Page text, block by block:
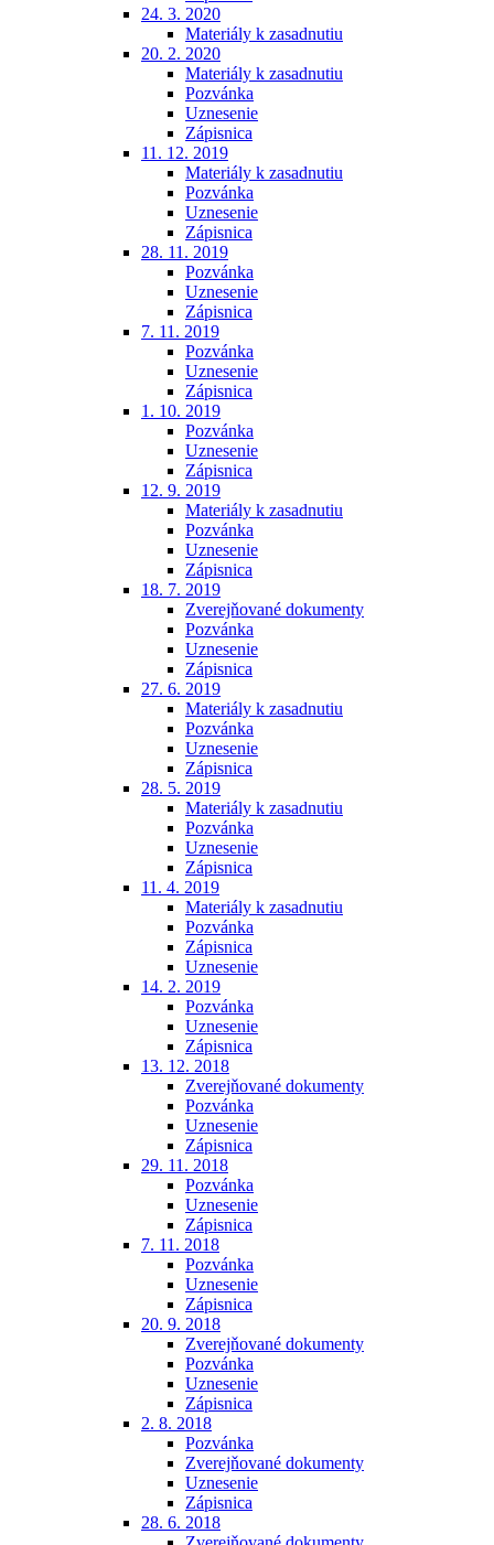
24. 3. 2020
Materiály k zasadnutiu
20. 2. 2020
Materiály k zasadnutiu
Pozvánka
Uznesenie
Zápisnica
11. 12. 2019
Materiály k zasadnutiu
Pozvánka
Uznesenie
Zápisnica
28. 11. 2019
Pozvánka
Uznesenie
Zápisnica
7. 11. 2019
Pozvánka
Uznesenie
Zápisnica
1. 10. 2019
Pozvánka
Uznesenie
Zápisnica
12. 9. 2019
Materiály k zasadnutiu
Pozvánka
Uznesenie
Zápisnica
18. 7. 2019
Zverejňované dokumenty
Pozvánka
Uznesenie
Zápisnica
27. 6. 2019
Materiály k zasadnutiu
Pozvánka
Uznesenie
Zápisnica
28. 5. 2019
Materiály k zasadnutiu
Pozvánka
Uznesenie
Zápisnica
11. 4. 2019
Materiály k zasadnutiu
Pozvánka
Zápisnica
Uznesenie
14. 2. 2019
Pozvánka
Uznesenie
Zápisnica
13. 12. 2018
Zverejňované dokumenty
Pozvánka
Uznesenie
Zápisnica
29. 11. 2018
Pozvánka
Uznesenie
Zápisnica
7. 11. 2018
Pozvánka
Uznesenie
Zápisnica
20. 9. 2018
Zverejňované dokumenty
Pozvánka
Uznesenie
Zápisnica
2. 8. 2018
Pozvánka
Zverejňované dokumenty
Uznesenie
Zápisnica
28. 6. 2018